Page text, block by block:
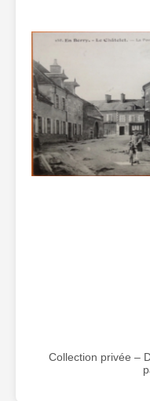
Collection privée –